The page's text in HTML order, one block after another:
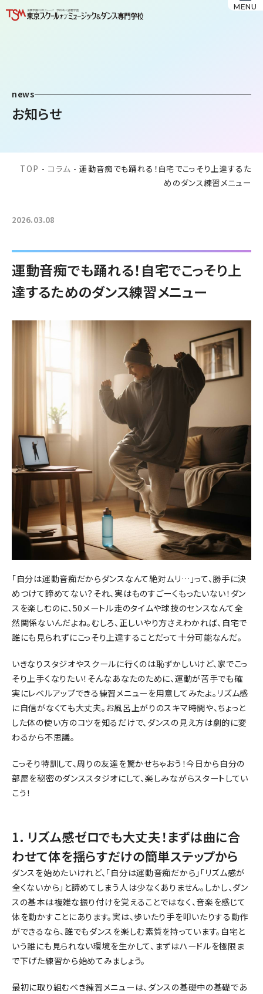
MENU
news
お知らせ
TOP - コラム -運動音痴でも踊れる！自宅でこっそり上達するた
めのダンス練習メニュー
2026.03.08
運動音痴でも踊れる！自宅でこっそり上
達するためのダンス練習メニュー
「自分は運動音痴だからダンスなんて絶対ムリ…」って、勝手に決
めつけて諦めてない？それ、実はものすごーくもったいない！ダン
スを楽しむのに、50メートル走のタイムや球技のセンスなんて全
然関係ないんだよね。むしろ、正しいやり方さえわかれば、自宅で
誰にも見られずにこっそり上達することだって十分可能なんだ。
いきなりスタジオやスクールに行くのは恥ずかしいけど、家でこっ
そり上手くなりたい！そんなあなたのために、運動が苦手でも確
実にレベルアップできる練習メニューを用意してみたよ。リズム感
に自信がなくても大丈夫。お風呂上がりのスキマ時間や、ちょっと
した体の使い方のコツを知るだけで、ダンスの見え方は劇的に変
わるから不思議。
こっそり特訓して、周りの友達を驚かせちゃおう！今日から自分の
部屋を秘密のダンススタジオにして、楽しみながらスタートしてい
こう！
1. リズム感ゼロでも大丈夫！まずは曲に合
わせて体を揺らすだけの簡単ステップから
ダンスを始めたいけれど、「自分は運動音痴だから」「リズム感が
全くないから」と諦めてしまう人は少なくありません。しかし、ダン
スの基本は複雑な振り付けを覚えることではなく、音楽を感じて
体を動かすことにあります。実は、歩いたり手を叩いたりする動作
ができるなら、誰でもダンスを楽しむ素質を持っています。自宅と
いう誰にも見られない環境を生かして、まずはハードルを極限ま
で下げた練習から始めてみましょう。
最初に取り組むべき練習メニューは、ダンスの基礎中の基礎であ